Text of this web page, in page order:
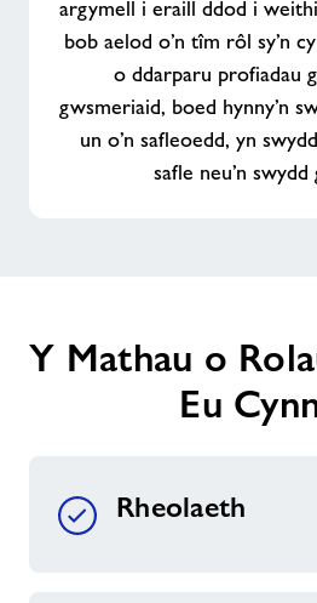
argymell i eraill ddod i
bob aelod o’n tîm rôl sy’n
o ddarparu profiadau
gwsmeriaid, boed hynny’n
un o’n safleoedd, yn
safle neu’n swydd
Y Mathau o
Eu
Rheolaeth